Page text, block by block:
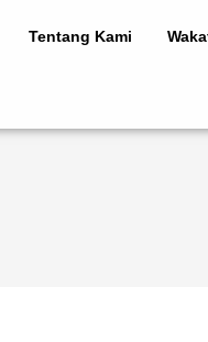
Tentang Kami